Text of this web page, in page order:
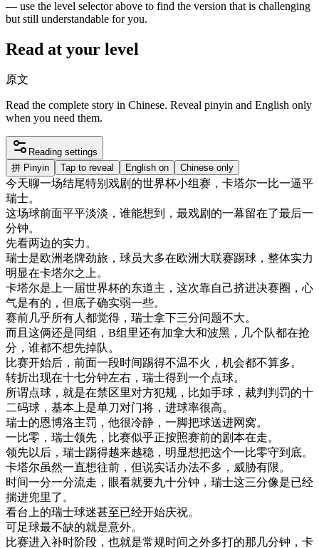
— use the level selector above to find the version that is challenging
but still understandable for you.
Read at your level
原文
Read the complete story in Chinese. Reveal pinyin and English only
when you need them.
Reading settings
拼 Pinyin Tap to reveal English on Chinese only
今天聊一场结尾特别 戏剧 的世界杯小组赛 ， 卡塔尔一比一逼平
瑞士。
这场球前面平平淡淡 ， 谁能想到 ， 最戏剧 的一幕留在了最后一
分钟。
先看两边的实力。
瑞士是欧洲老牌劲旅 ， 球员大多在欧洲 大联赛踢球 ， 整体实力
明显在卡塔尔之上。
卡塔尔是上一届世界杯的东道主 ， 这次靠自己挤进决赛圈 ， 心
气是有的 ， 但底子确实弱一些。
赛前几乎所有人都觉得 ， 瑞士拿下三分问题不大。
而且 这俩还是同组 ， B组 里还有加拿大和波黑 ， 几个队都在抢
分 ， 谁都不想先掉队。
比赛开始后 ， 前面一段时间踢得不温不火 ， 机会都不算多。
转折出现在十七分钟左右 ， 瑞士得到 一个点球。
所谓点球 ， 就是在禁区里对方犯规 ， 比如手球 ， 裁判 判 罚的十
二码球 ， 基本上是单刀对门将 ， 进球率很高。
瑞士的恩博洛主罚 ， 他很冷静 ， 一脚把球送进网 窝。
一比零 ， 瑞士领先 ， 比赛似乎正按照赛前的剧本在走。
领先以后 ， 瑞士踢得越来越稳 ， 明显想把这个一比零守到底。
卡塔尔虽然一直想往前 ， 但说实话办法不多 ， 威胁有限。
时间一分一分流走 ， 眼看就要九十分钟 ， 瑞士这三分像是已经
揣进兜里了。
看台上的瑞士球迷甚至已经开始庆祝。
可足球最不缺的就是意外。
比赛进入补时阶段 ， 也就是常规时间之外多打的那几分钟 ， 卡